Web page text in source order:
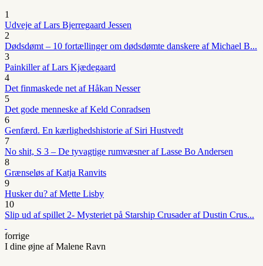
1
Udveje af Lars Bjerregaard Jessen
2
Dødsdømt – 10 fortællinger om dødsdømte danskere af Michael B...
3
Painkiller af Lars Kjædegaard
4
Det finmaskede net af Håkan Nesser
5
Det gode menneske af Keld Conradsen
6
Genfærd. En kærlighedshistorie af Siri Hustvedt
7
No shit, S 3 – De tyvagtige rumvæsner af Lasse Bo Andersen
8
Grænseløs af Katja Ranvits
9
Husker du? af Mette Lisby
10
Slip ud af spillet 2- Mysteriet på Starship Crusader af Dustin Crus...
forrige
I dine øjne af Malene Ravn